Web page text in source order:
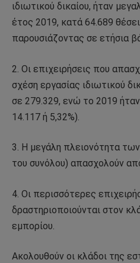
ιδιωτικού δικαίου, ήταν
έτος 2019, κατά 64.689
παρουσιάζοντας σε ετήσια
2. Οι επιχειρήσεις που
σχέση εργασίας ιδιωτικού
σε 279.329, ενώ το 2019
14.117 ή 5,32%).
3. Η μεγάλη πλειονότητα
του συνόλου) απασχολούν
4. Οι περισσότερες
δραστηριοποιούνται στον
εμπορίου.
Ακολουθούν οι κλάδοι της